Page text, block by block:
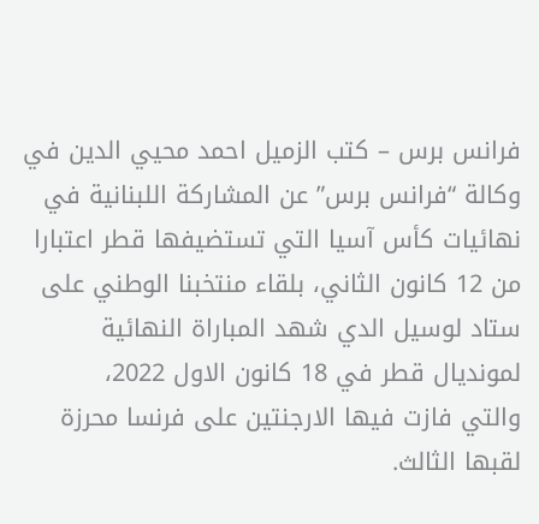
فرانس برس – كتب الزميل احمد محيي الدين في
وكالة “فرانس برس” عن المشاركة اللبنانية في
نهائيات كأس آسيا التي تستضيفها قطر اعتبارا
من 12 كانون الثاني، بلقاء منتخبنا الوطني على
ستاد لوسيل الدي شهد المباراة النهائية
لمونديال قطر في 18 كانون الاول 2022،
والتي فازت فيها الارجنتين على فرنسا محرزة
لقبها الثالث.